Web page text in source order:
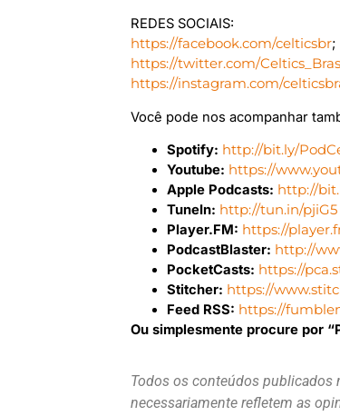
REDES SOCIAIS:
https://facebook.com/celticsbr;
https://twitter.com/
https://instagram.com/
Você pode nos acompanhar
Spotify: http://bit.ly/
Youtube: https://
Apple Podcasts: http://
TuneIn: http://tun.in/pjiG5
Player.FM: https://
PodcastBlaster: http://
PocketCasts: https://
Stitcher: https://
Feed RSS: https://
Ou simplesmente procure por
Todos os conteúdos publicados
necessariamente refletem as